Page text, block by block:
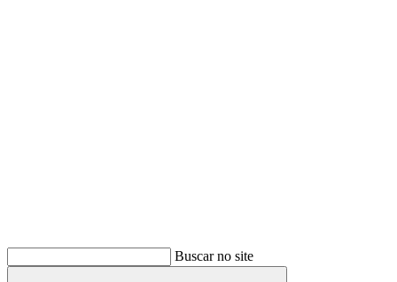
Buscar no site